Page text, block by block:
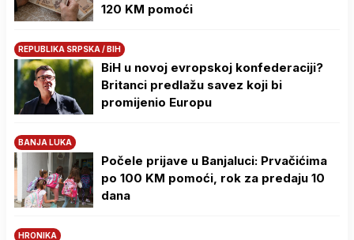
120 KM pomoći
REPUBLIKA SRPSKA / BIH
BiH u novoj evropskoj konfederaciji?
Britanci predlažu savez koji bi
promijenio Europu
BANJA LUKA
Počele prijave u Banjaluci: Prvačićima
po 100 KM pomoći, rok za predaju 10
dana
HRONIKA